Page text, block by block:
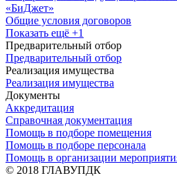
«БиДжет»
Общие условия договоров
Показать ещё +1
Предварительный отбор
Предварительный отбор
Реализация имущества
Реализация имущества
Документы
Аккредитация
Справочная документация
Помощь в подборе помещения
Помощь в подборе персонала
Помощь в организации
© 2018 ГЛАВУПДК